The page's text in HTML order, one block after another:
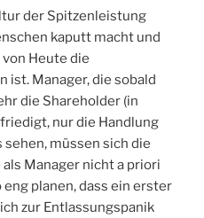
der Spitzenleistung
kaputt macht und
Heute die
ist. Manager, die sobald
die Shareholder (in
nur die Handlung
müssen sich die
Manager nicht a priori
planen, dass ein erster
zur Entlassungspanik